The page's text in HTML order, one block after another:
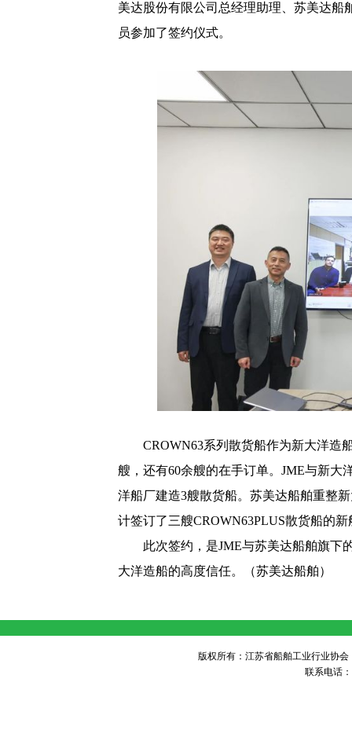
美达股份有限公司总经理助理、苏美达
员参加了签约仪式。
CROWN63系列散货船作为新大洋造
艘，还有60余艘的在手订单。 JME与新大
洋船厂建造3艘散货船。苏美达船舶重整
计签订了三艘CROWN63PLUS散货船的新
此次签约，是JME与苏美达船舶旗下
大洋造船的高度信任。（苏美达船舶）
版权所有：江苏省船舶工业行业协
联系电话